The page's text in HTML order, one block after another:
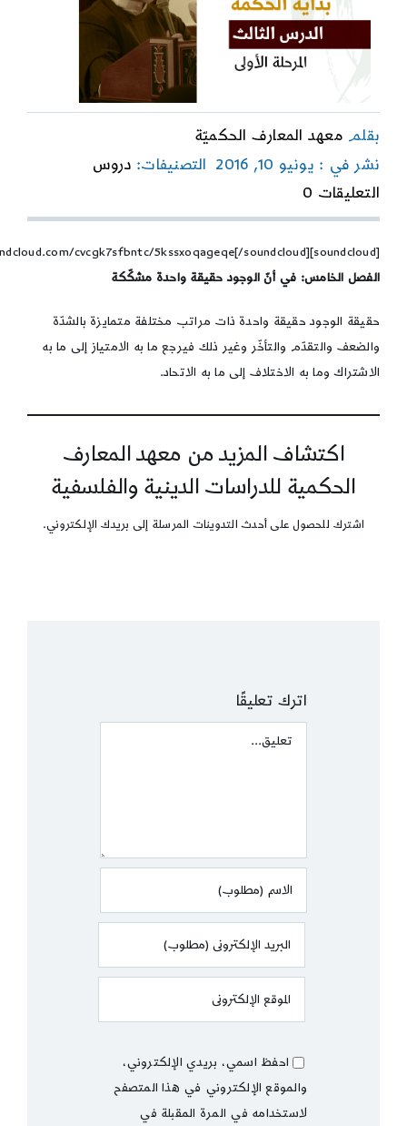
بقلم معهد المعارف الحكميّة
نشر في : يونيو 10, 2016
التصنيفات: دروس
التعليقات 0
on
الدرس
[soundcloud]https://soundcloud.com/cvcgk7sfbntc/5kssxoqageqe[/soundcloud]
الفصل الخامس: في أنّ الوجود حقيقة واحدة مشكّكة
حقيقة الوجود حقيقة واحدة ذات مراتب مختلفة متمايزة بالشدّة
والضعف والتقدّم والتأخّر وغير ذلك فيرجع ما به الامتياز إلى ما به
الاشتراك وما به الاختلاف إلى ما به الاتحاد.
اكتشاف المزيد من معهد المعارف
الحكمية للدراسات الدينية والفلسفية
اشترك للحصول على أحدث التدوينات المرسلة إلى بريدك الإلكتروني.
اترك تعليقًا
Comment
احفظ اسمي، بريدي الإلكتروني،
والموقع الإلكتروني في هذا المتصفح
لاستخدامه في المرة المقبلة في